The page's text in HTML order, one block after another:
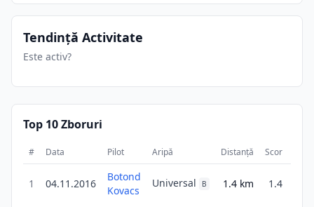
Tendință Activitate
Este activ?
Top 10 Zboruri
# Data Pilot Aripă Distanță Scor
1 04.11.2016
Botond
Kovacs
Universal B 1.4 km 1.4